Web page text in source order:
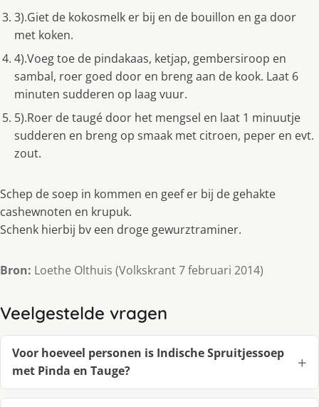
3).Giet de kokosmelk er bij en de bouillon en ga door
met koken.
4).Voeg toe de pindakaas, ketjap, gembersiroop en
sambal, roer goed door en breng aan de kook. Laat 6
minuten sudderen op laag vuur.
5).Roer de taugé door het mengsel en laat 1 minuutje
sudderen en breng op smaak met citroen, peper en evt.
zout.
Schep de soep in kommen en geef er bij de gehakte
cashewnoten en krupuk.
Schenk hierbij bv een droge gewurztraminer.
Bron: Loethe Olthuis (Volkskrant 7 februari 2014)
Veelgestelde vragen
Voor hoeveel personen is Indische Spruitjessoep
met Pinda en Tauge?